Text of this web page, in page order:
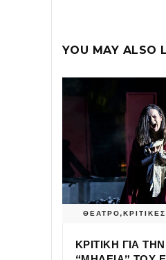
YOU MAY ALSO
ΘΕΑΤΡΟ,
ΚΡΙΤΙΚΗ ΓΙΑ